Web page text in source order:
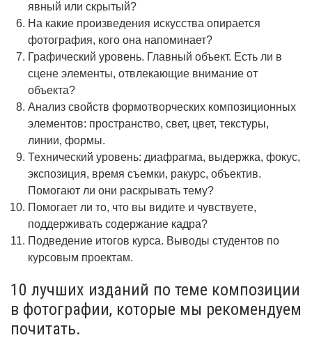
явный или скрытый?
На какие произведения искусства опирается
фотография, кого она напоминает?
Графический уровень. Главный объект. Есть ли в
сцене элементы, отвлекающие внимание от
объекта?
Анализ свойств формотворческих композиционных
элементов: пространство, свет, цвет, текстуры,
линии, формы.
Технический уровень: диафрагма, выдержка, фокус,
экспозиция, время съемки, ракурс, объектив.
Помогают ли они раскрывать тему?
Помогает ли то, что вы видите и чувствуете,
поддерживать содержание кадра?
Подведение итогов курса. Выводы студентов по
курсовым проектам.
10 лучших изданий по теме композиции
в фотографии, которые мы рекомендуем
почитать.